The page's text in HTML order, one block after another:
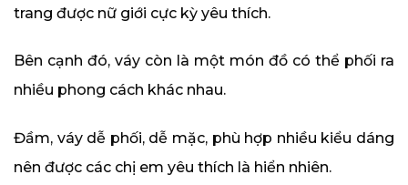
trang được nữ giới cực kỳ yêu thích.
Bên cạnh đó, váy còn là một món đồ có thể phối ra
nhiều phong cách khác nhau.
Đầm, váy dễ phối, dễ mặc, phù hợp nhiều kiểu dáng
nên được các chị em yêu thích là hiển nhiên.